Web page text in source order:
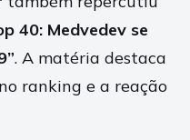
40: Medvedev se
. A matéria destaca
ranking e a reação